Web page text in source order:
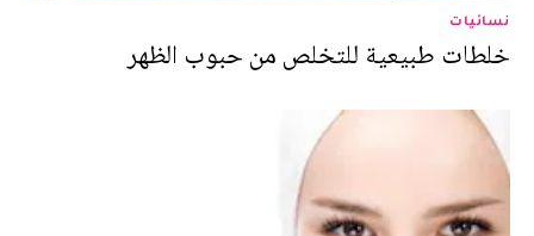
نسائيات
خلطات طبيعية للتخلص من حبوب الظهر